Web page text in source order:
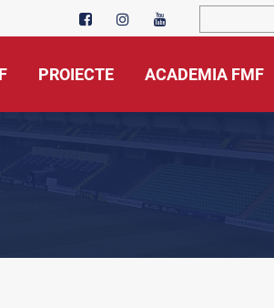
PROIECTE ACADEMIA FMF